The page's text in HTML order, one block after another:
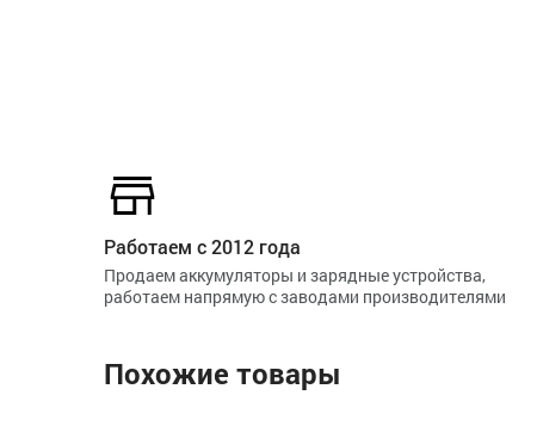
Работаем с 2012 года
Продаем аккумуляторы и зарядные устройства,
работаем напрямую с заводами производителями
Похожие товары